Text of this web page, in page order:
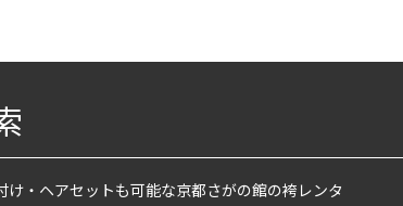
け・ヘアセットも可能な京都さがの館の袴レンタ